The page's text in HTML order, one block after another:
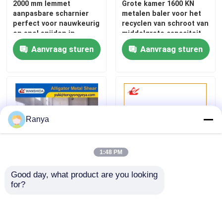
Verticale Persmachine
Horizontale Persmachine
Scheerbalenpers
De hydraulische Machine van de Metaalpers
Schrootpersmachine
Metalen briketteerpers
2000 mm lemmet
aanpasbare scharnier
perfect voor nauwkeurig
en snel snijden in
industriële omgevingen
Aanvraag sturen
Grote kamer 1600 KN
metalen baler voor het
recyclen van schroot van
middelgrote capaciteit
met geavanceerd PLC-
besturingssysteem
Aanvraag sturen
22kW
alligatorschaarmachine
Industriële hydraulische
Ranya
1:48 PM
Good day, what product are you looking
for?